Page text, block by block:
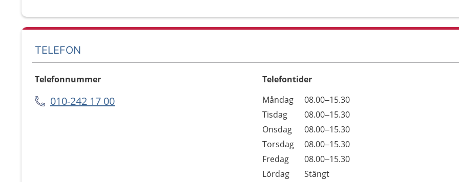
TELEFON
Telefonnummer
010-242 17 00
Telefontider
Dag
Öppettider
Kommentarer
Måndag
08.00–15.30
Tisdag
08.00–15.30
Onsdag
08.00–15.30
Torsdag
08.00–15.30
Fredag
08.00–15.30
Lördag
Stängt